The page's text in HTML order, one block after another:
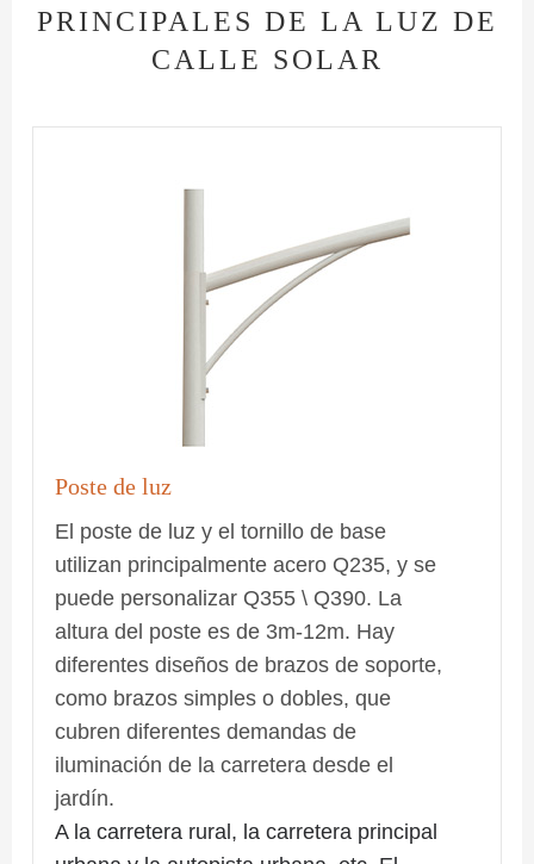
PRINCIPALES DE LA LUZ DE
CALLE SOLAR
Poste de luz
El poste de luz y el tornillo de base
utilizan principalmente acero Q235, y se
puede personalizar Q355 \ Q390. La
altura del poste es de 3m-12m. Hay
diferentes diseños de brazos de soporte,
como brazos simples o dobles, que
cubren diferentes demandas de
iluminación de la carretera desde el
jardín.
A la carretera rural, la carretera principal